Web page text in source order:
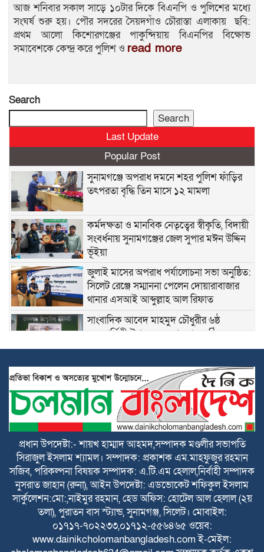
আজ শনিবার সকাল সাড়ে ১০টার দিকে বিএনপি ও পুলিশের মধ্যে
সংঘর্ষ শুরু হয়। পৌর সদরের সৈয়দগাঁও চৌরাস্তা এলাকায় ছবি:
প্রথম আলো কিশোরগঞ্জের পাকুন্দিয়ায় বিএনপির বিক্ষোভ
সমাবেশকে কেন্দ্র করে পুলিশ ও read more
Search
Search
Last Update
Popular Post
সুনামগঞ্জে অপরাধ দমনে শহর পুলিশ ফাঁড়ির
তৎপরতা বৃদ্ধি তিন মাসে ১২ মামলা
কর্মদক্ষতা ও মানবিক নেতৃত্বের স্বীকৃতি, বিদায়ী
সংবর্ধনায় সুনামগঞ্জের জেল সুপার মঈন উদ্দিন
ভূঁইয়া
জুলাই মাসের অপরাধ পর্যালোচনা সভা অনুষ্ঠিত:
সিলেট রেঞ্জে সম্মাননা পেলেন দোয়ারাবাজার
থানার এসআই আব্দুল্লাহ আল রিফাত
সাংবাদিক আবেদ মাহমুদ চৌধুরীর ৬ষ্ঠ
মৃত্যুবার্ষিকী উপলক্ষে স্মরণসভা অনুষ্ঠিত
শান্তিগঞ্জে বসতঘরে হামলা, লুটপাট ও দখলের
অভিযোগে দ্রুত বিচার ট্রাইব্যুনালে মামলা
কেন্দ্রীয় কৃষক দলের সহ-সাধারণ সম্পাদক
আনিসুল হকের জন্মদিনে সামাজিক
যোগাযোগমাধ্যমে শুভেচ্ছার জোয়ার
হৃদয়ের ডাকের উদ্যোগে কর্ণফুলীতে বৃক্ষরোপণ
ও চারা বিতরণ কর্মসূচি অনুষ্ঠিত
নতুন কুঁড়ি স্পোর্টস জাতীয় ফুটবলে সুনামগঞ্জের
দাপট, জিহাদ টুর্নামেন্টসেরা
প্রধান উপদেষ্টা:- শায়খ হাম্মাদ আহমদ,সম্পাদক মণ্ডলীর সভাপতি
সিরাজুল ইসলাম শ্যামল। সম্পাদক: প্রকাশক এম.মাহফুজুর রহমান
সজিব, পরিকল্পনা বিষয়ক সম্পাদক: এ.টি.এম হেলাল,নির্বাহী সম্পাদক
নুসরাত জাহান (রুনা), আইন উপদেষ্টা: এডভোকেট শফিকুল ইসলাম
সার্কুলেশন:মো:,নাইমুর রহমান, হেড অফিস: হোটেল আল হেলাল (২য়
তলা), পুরাতন বাস স্ট্যান্ড, সুনামগঞ্জ, সিলেট। মোবাইল:
০১৭১৭-৭০২২৩৩,০১৭১২-৫৫৬৪৬৫ ওয়েব:
www.dainikcholomanbangladesh.com ই-মেইল: